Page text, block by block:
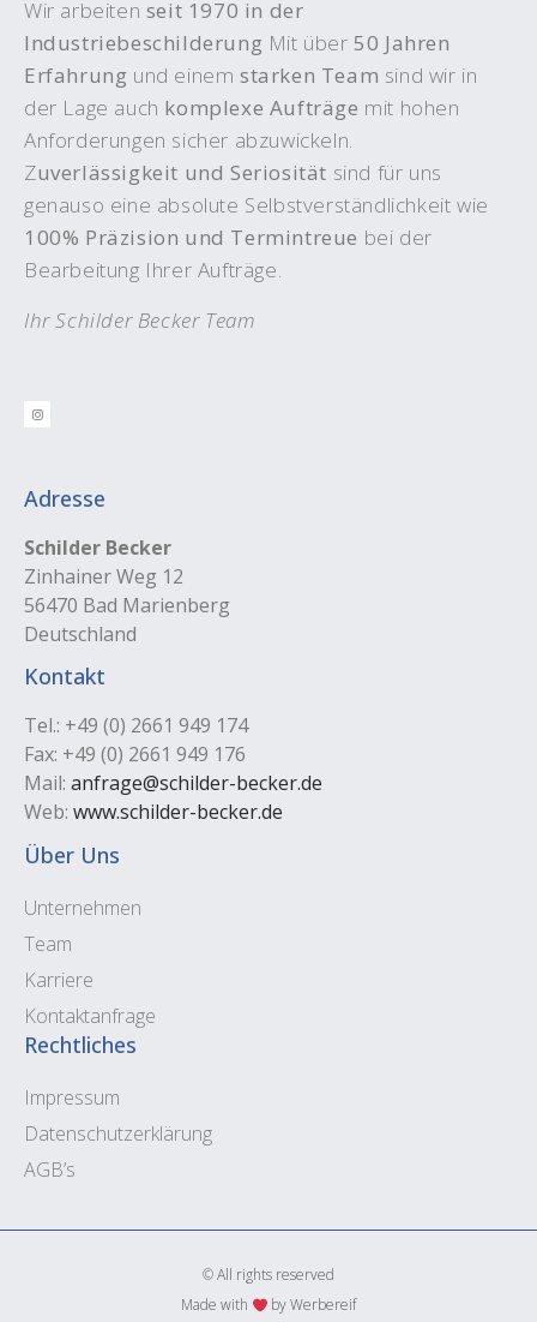
Wir arbeiten seit 1970 in der
Industriebeschilderung Mit über50 Jahren
Erfahrung und einemstarken Team sind wir in
der Lage auch komplexe Aufträge mit hohen
Anforderungen sicher abzuwickeln.
Zuverlässigkeit und Seriosität sind für uns
genauso eine absolute Selbstverständlichkeit wie
100% Präzision und Termintreue bei der
Bearbeitung Ihrer Aufträge.
Ihr Schilder Becker Team
Adresse
Schilder Becker
Zinhainer Weg 12
56470 Bad Marienberg
Deutschland
Kontakt
Tel.: +49 (0) 2661 949 174
Fax: +49 (0) 2661 949 176
Mail: anfrage@schilder-becker.de
Web: www.schilder-becker.de
Über Uns
Unternehmen
Team
Karriere
Kontaktanfrage
Rechtliches
Impressum
Datenschutzerklärung
AGB’s
© All rights reserved
Made with
by Werbereif